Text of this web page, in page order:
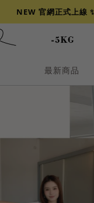
NEW 官網正式上線
最新商品